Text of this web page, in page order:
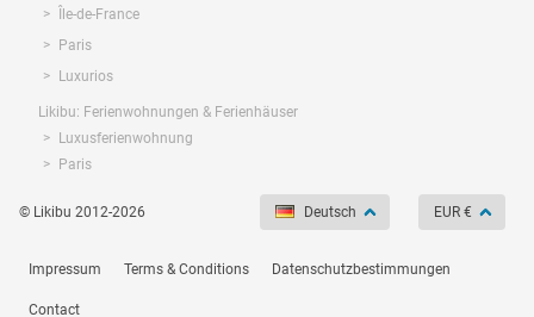
Île-de-France
Paris
Luxurios
Likibu: Ferienwohnungen & Ferienhäuser
Luxusferienwohnung
Paris
© Likibu 2012-2026 Deutsch EUR €
Impressum Terms & Conditions Datenschutzbestimmungen
Contact